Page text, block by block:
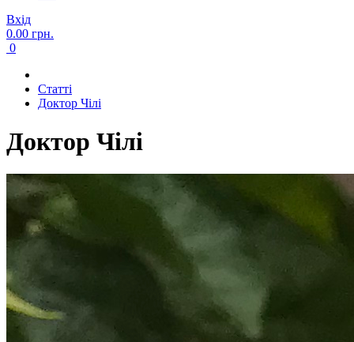
Вхід
0.00 грн.
0
Cтатті
Доктор Чілі
Доктор Чілі